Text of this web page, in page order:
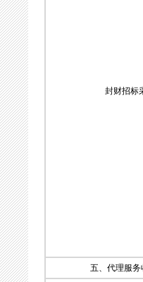
封财招标
五、代理服务